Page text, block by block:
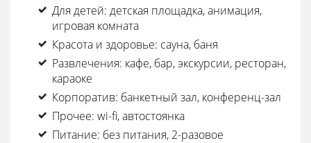
Для детей: детская площадка, анимация,
игровая комната
Красота и здоровье: сауна, баня
Развлечения: кафе, бар, экскурсии, ресторан,
караоке
Корпоратив: банкетный зал, конференц-зал
Прочее: wi-fi, автостоянка
Питание: без питания, 2-разовое